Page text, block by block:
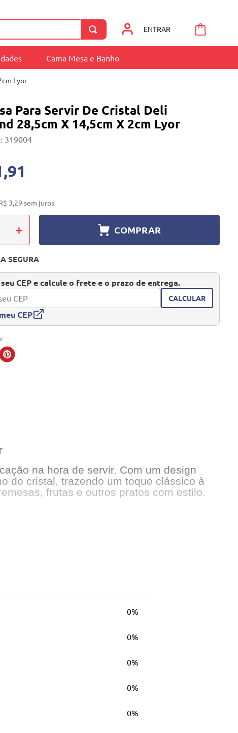
ENTRAR
Cama Mesa e Banho
Lyor
Para Servir De Cristal Deli
28,5cm X 14,5cm X 2cm Lyor
: 319004
3,29 sem juros
＋ COMPRAR
SEGURA
CEP e calcule o frete e o prazo de entrega.
CALCULAR
CEP
na hora de servir. Com um design
do cristal, trazendo um toque clássico à
frutas e outros pratos com estilo.
0%
0%
0%
0%
0%